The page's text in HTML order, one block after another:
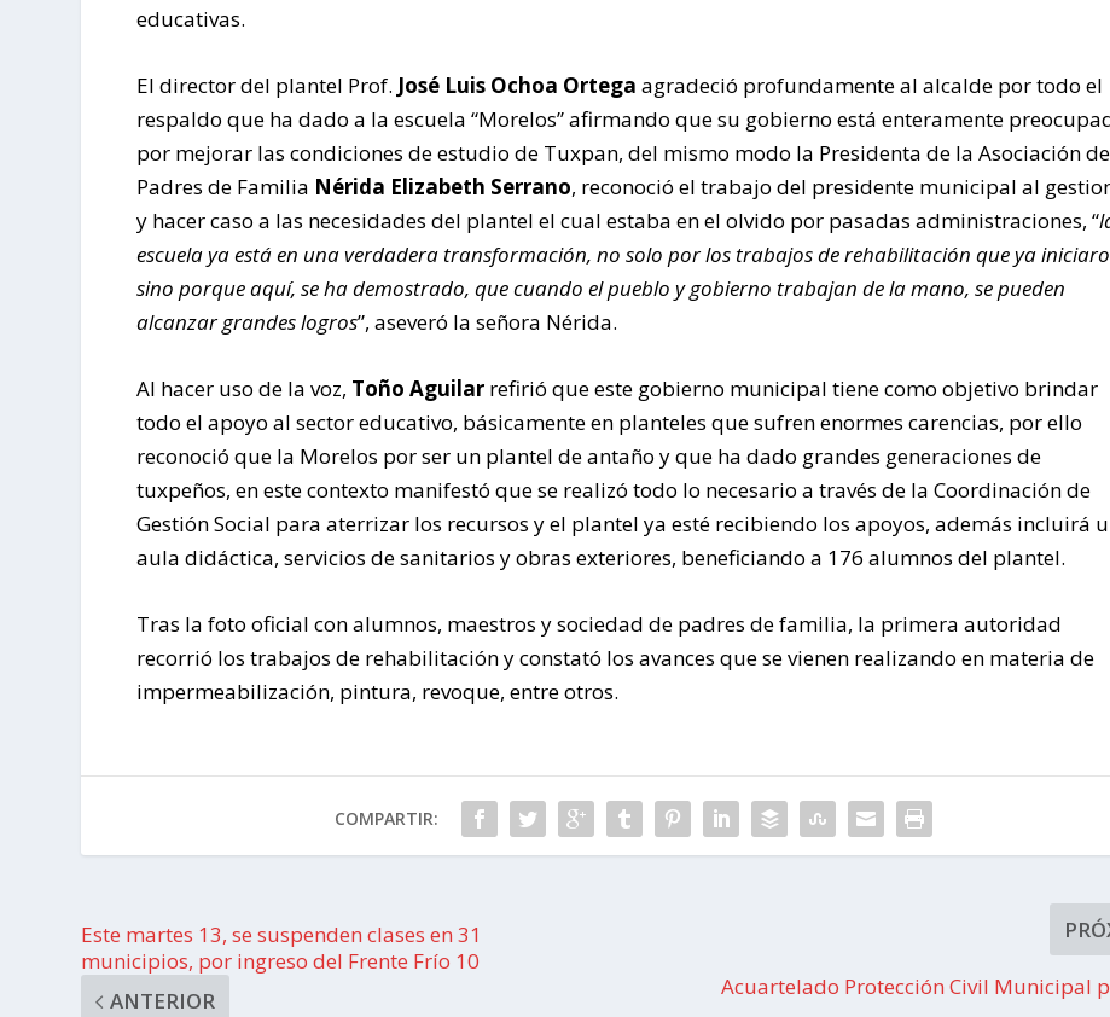
educativas.
El director del plantel Prof. José Luis Ochoa Ortega agradeció profundamente al alcalde por todo el
respaldo que ha dado a la escuela “Morelos” afirmando que su gobierno está enteramente
por mejorar las condiciones de estudio de Tuxpan, del mismo modo la Presidenta de la Asociación de
Padres de Familia Nérida Elizabeth Serrano, reconoció el trabajo del presidente municipal al
y hacer caso a las necesidades del plantel el cual estaba en el olvido por pasadas administraciones, “
escuela ya está en una verdadera transformación, no solo por los trabajos de rehabilitación que ya
sino porque aquí, se ha demostrado, que cuando el pueblo y gobierno trabajan de la mano, se pueden
alcanzar grandes logros”, aseveró la señora Nérida.
Al hacer uso de la voz, Toño Aguilar refirió que este gobierno municipal tiene como objetivo brindar
todo el apoyo al sector educativo, básicamente en planteles que sufren enormes carencias, por ello
reconoció que la Morelos por ser un plantel de antaño y que ha dado grandes generaciones de
tuxpeños, en este contexto manifestó que se realizó todo lo necesario a través de la Coordinación de
Gestión Social para aterrizar los recursos y el plantel ya esté recibiendo los apoyos, además incluirá
aula didáctica, servicios de sanitarios y obras exteriores, beneficiando a 176 alumnos del plantel.
Tras la foto oficial con alumnos, maestros y sociedad de padres de familia, la primera autoridad
recorrió los trabajos de rehabilitación y constató los avances que se vienen realizando en materia de
impermeabilización, pintura, revoque, entre otros.
COMPARTIR:
Este martes 13, se suspenden clases en 31
municipios, por ingreso del Frente Frío 10
ANTERIOR
Acuartelado Protección Civil Municipal